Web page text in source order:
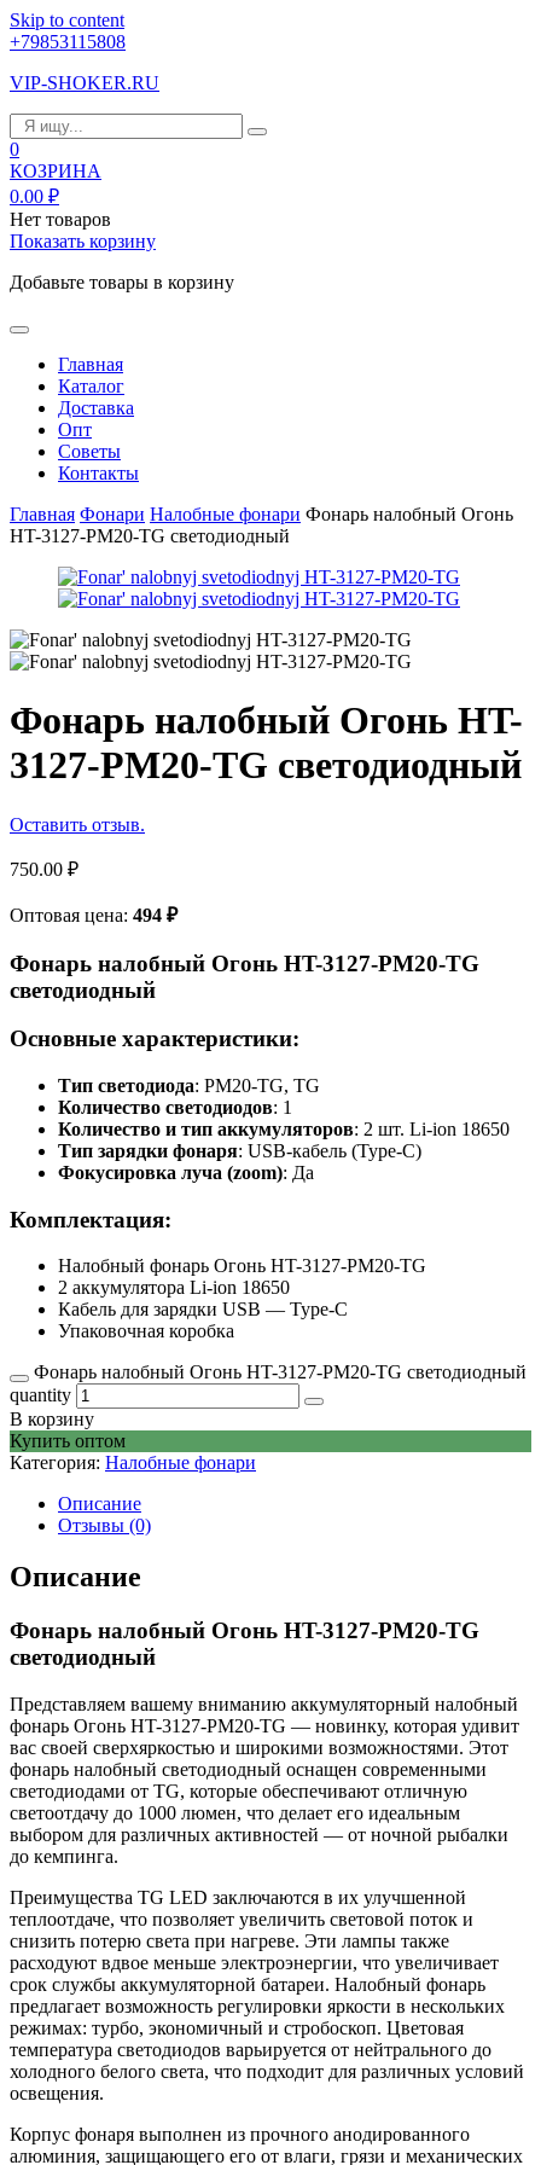
Skip to content
+79853115808
VIP-SHOKER.RU
0
КОЗРИНА
0.00 ₽
Нет товаров
Показать корзину
Добавьте товары в корзину
Главная
Каталог
Доставка
Опт
Советы
Контакты
Главная Фонари Налобные фонари Фонарь налобный Огонь
HT-3127-PM20-TG светодиодный
Фонарь налобный Огонь HT-
3127-PM20-TG светодиодный
Оставить отзыв.
750.00 ₽
Оптовая цена: 494 ₽
Фонарь налобный Огонь HT-3127-PM20-TG
светодиодный
Основные характеристики:
Тип светодиода: PM20-TG, TG
Количество светодиодов: 1
Количество и тип аккумуляторов: 2 шт. Li-ion 18650
Тип зарядки фонаря: USB-кабель (Type-C)
Фокусировка луча (zoom): Да
Комплектация:
Налобный фонарь Огонь HT-3127-PM20-TG
2 аккумулятора Li-ion 18650
Кабель для зарядки USB — Type-C
Упаковочная коробка
Фонарь налобный Огонь HT-3127-PM20-TG светодиодный
quantity
В корзину
Купить оптом
Категория: Налобные фонари
Описание
Отзывы (0)
Описание
Фонарь налобный Огонь HT-3127-PM20-TG
светодиодный
Представляем вашему вниманию аккумуляторный налобный
фонарь Огонь HT-3127-PM20-TG — новинку, которая удивит
вас своей сверхяркостью и широкими возможностями. Этот
фонарь налобный светодиодный оснащен современными
светодиодами от TG, которые обеспечивают отличную
светоотдачу до 1000 люмен, что делает его идеальным
выбором для различных активностей — от ночной рыбалки
до кемпинга.
Преимущества TG LED заключаются в их улучшенной
теплоотдаче, что позволяет увеличить световой поток и
снизить потерю света при нагреве. Эти лампы также
расходуют вдвое меньше электроэнергии, что увеличивает
срок службы аккумуляторной батареи. Налобный фонарь
предлагает возможность регулировки яркости в нескольких
режимах: турбо, экономичный и стробоскоп. Цветовая
температура светодиодов варьируется от нейтрального до
холодного белого света, что подходит для различных условий
освещения.
Корпус фонаря выполнен из прочного анодированного
алюминия, защищающего его от влаги, грязи и механических